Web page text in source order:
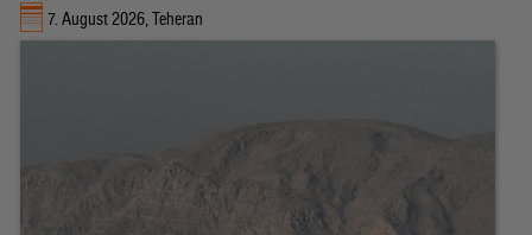
7. August 2026, Teheran